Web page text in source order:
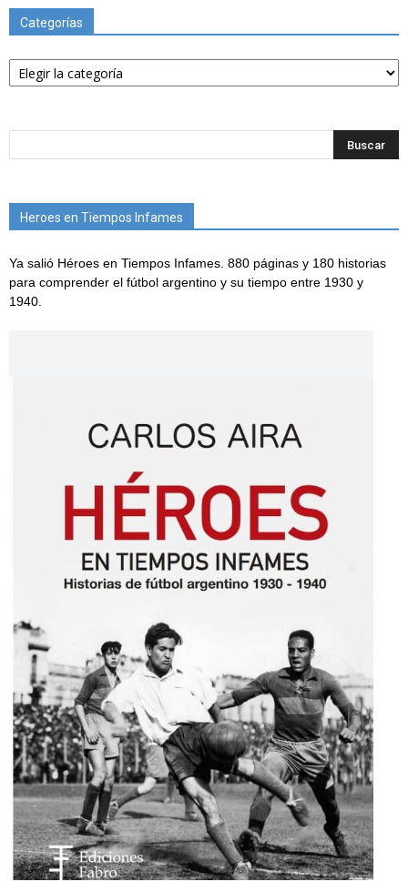
Categorías
Categorías
Heroes en Tiempos Infames
Ya salió Héroes en Tiempos Infames. 880 páginas y 180 historias
para comprender el fútbol argentino y su tiempo entre 1930 y
1940.